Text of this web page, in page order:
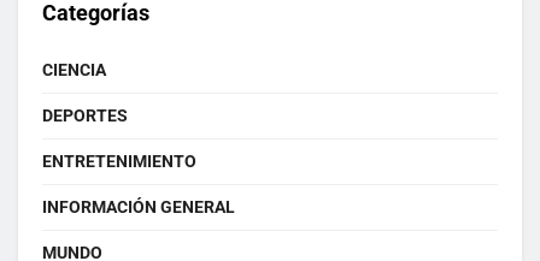
Categorías
CIENCIA
DEPORTES
ENTRETENIMIENTO
INFORMACIÓN GENERAL
MUNDO